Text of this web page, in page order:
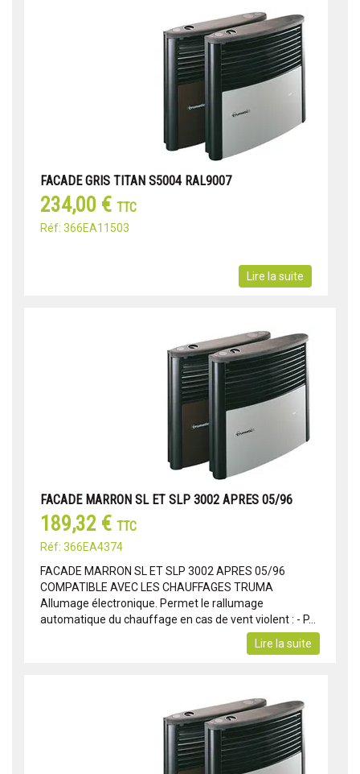
FACADE GRIS TITAN S5004 RAL9007
234,00 € TTC
Réf: 366EA11503
Lire la suite
FACADE MARRON SL ET SLP 3002 APRES 05/96
189,32 € TTC
Réf: 366EA4374
FACADE MARRON SL ET SLP 3002 APRES 05/96
COMPATIBLE AVEC LES CHAUFFAGES TRUMA
Allumage électronique. Permet le rallumage
automatique du chauffage en cas de vent violent : - P...
Lire la suite